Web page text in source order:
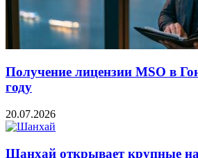
Получение лицензии MSO в
году
20.07.2026
Шанхай открывает крупные